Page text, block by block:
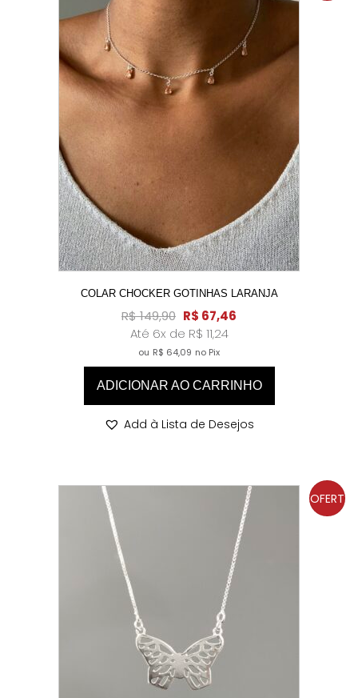
COLAR CHOCKER GOTINHAS LARANJA
R$149,90 R$ 67,46
Até 6x de R$ 11,24
ou R$ 64,09 no Pix
ADICIONAR AO CARRINHO
Add à Lista de Desejos
OFERT